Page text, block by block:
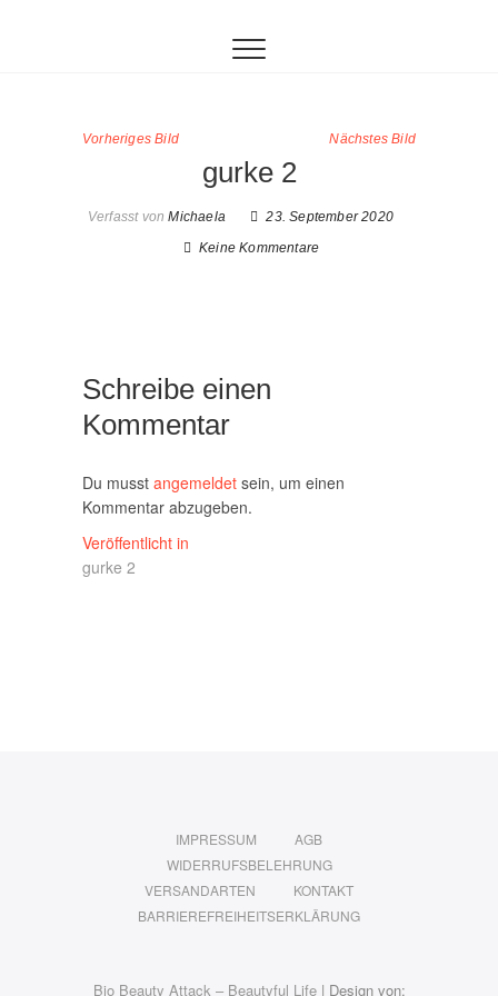
Vorheriges Bild Nächstes Bild
gurke 2
Verfasst von Michaela
23. September 2020
Keine Kommentare
Schreibe einen
Kommentar
Du musst angemeldet sein, um einen
Kommentar abzugeben.
Beitragsnavigation
Veröffentlicht in
gurke 2
IMPRESSUM
AGB
WIDERRUFSBELEHRUNG
VERSANDARTEN
KONTAKT
BARRIEREFREIHEITSERKLÄRUNG
Bio Beauty Attack – Beautyful Life| Design von: